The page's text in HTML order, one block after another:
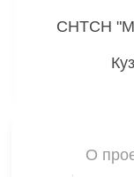
СНТСН
О